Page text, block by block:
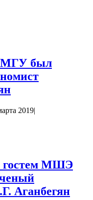
МГУ был
2019|
гостем МШЭ
Аганбегян